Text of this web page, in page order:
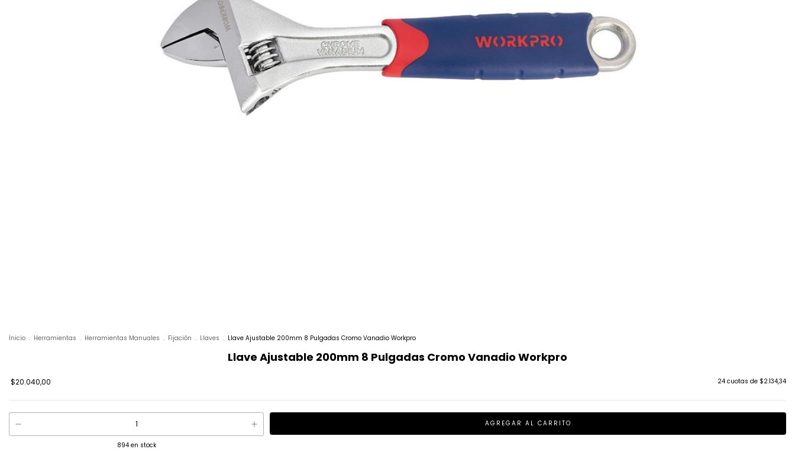
Inicio . Herramientas . Herramientas Manuales . Fijación . Llaves . Llave Ajustable 200mm 8 Pulgadas Cromo Vanadio Workpro
Llave Ajustable 200mm 8 Pulgadas Cromo Vanadio Workpro
$20.040,00 24 cuotas de $2.134,34
894en stock